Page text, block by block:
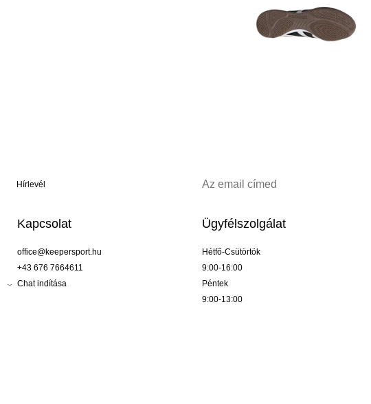
Hírlevél
Kapcsolat
office@keepersport.hu
+43 676 7664611
Chat indítása
Ügyfélszolgálat
Hétfő-Csütörtök
9:00-16:00
Péntek
9:00-13:00